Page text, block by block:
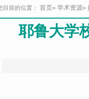
目前的位置： 首页» 学术资源»
耶鲁大学